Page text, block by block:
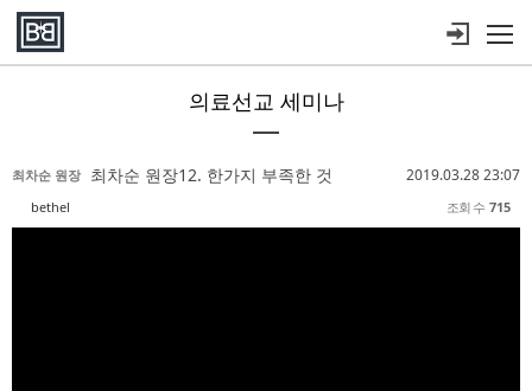
의료선교 세미나
최차순 원장 2019.03.28 23:07
최차순 원장12. 한가지 부족한 것
bethel 조회 수 715
Sketchbook5, 스케치북5
Sketchbook5, 스케치북5
Sketchbook5, 스케치북5
Sketchbook5, 스케치북5